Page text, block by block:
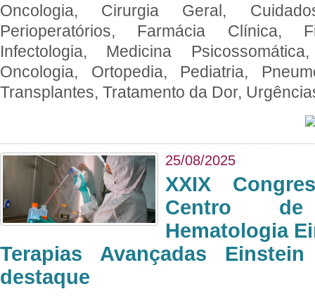
Oncologia, Cirurgia Geral,
Perioperatórios, Farmácia Clínica,
Infectologia, Medicina
Oncologia, Ortopedia, Pediatria,
Transplantes, Tratamento da Dor,
25/08/2025
XXIX
Centro
Hematologia
Terapias Avançadas
destaque